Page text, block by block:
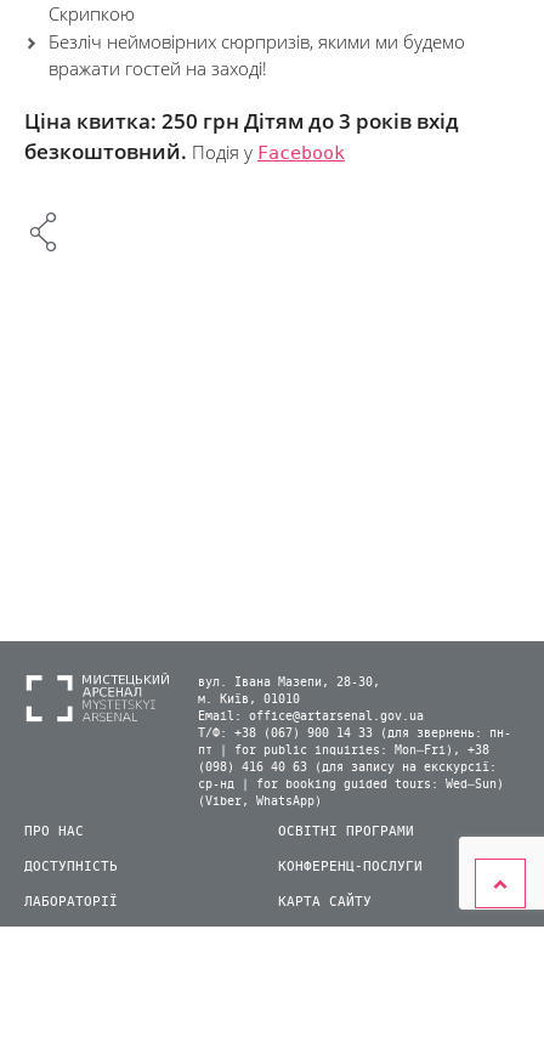
Скрипкою
Безліч неймовірних сюрпризів, якими ми будемо
вражати гостей на заході!
Ціна квитка: 250 грн Дітям до 3 років вхід
безкоштовний. Подія у Facebook
вул. Івана Мазепи, 28-30,
м. Київ, 01010
Email: office@artarsenal.gov.ua
Т/Ф: +38 (067) 900 14 33 (для звернень: пн-
пт | for public inquiries: Mon–Fri), +38
(098) 416 40 63 (для запису на екскурсії:
ср-нд | for booking guided tours: Wed–Sun)
(Viber, WhatsApp)
ПРО НАС
ДОСТУПНІСТЬ
ЛАБОРАТОРІЇ
ОСВІТНІ ПРОГРАМИ
КОНФЕРЕНЦ-ПОСЛУГИ
КАРТА САЙТУ